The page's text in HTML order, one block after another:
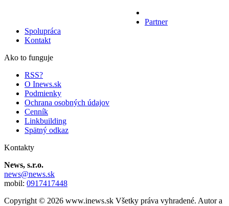
Partner
Spolupráca
Kontakt
Ako to funguje
RSS?
O Inews.sk
Podmienky
Ochrana osobných údajov
Cenník
Linkbuilding
Spätný odkaz
Kontakty
News, s.r.o.
news@news.sk
mobil: 0917417448
Copyright © 2026 www.inews.sk Všetky práva vyhradené. Autor a